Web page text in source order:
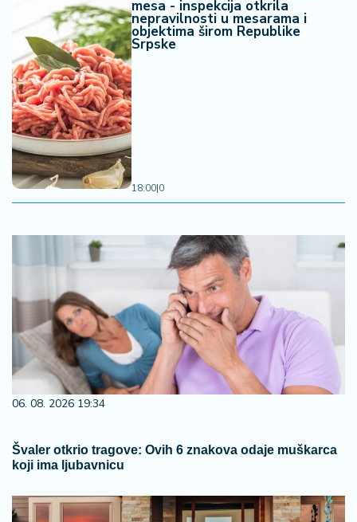
mesa - inspekcija otkrila
nepravilnosti u mesarama i
objektima širom Republike
Srpske
18:00|0
06. 08. 2026 19:34
Švaler otkrio tragove: Ovih 6 znakova odaje muškarca
koji ima ljubavnicu